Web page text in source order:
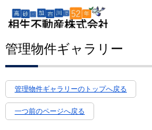
管理物件ギャラリー
管理物件ギャラリーのトップへ戻る
一つ前のページへ戻る